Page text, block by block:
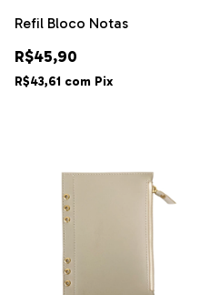
Refil Bloco Notas
R$45,90
R$43,61 com Pix